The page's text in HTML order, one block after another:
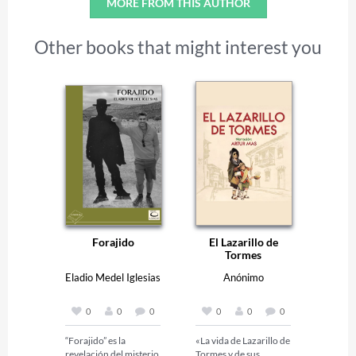
Other books that might interest you
Forajido
Eladio Medel Iglesias
0 0 0
“Forajido” es la
El Lazarillo de
Tormes
Anónimo
0 0 0
«La vida de Lazarillo de